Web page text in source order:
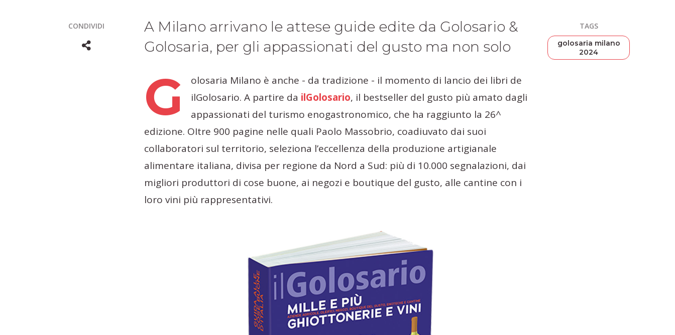
CONDIVIDI TAGS
golosaria milano
2024
A Milano arrivano le attese guide edite da Golosario &
Golosaria, per gli appassionati del gusto ma non solo
G
olosaria Milano è anche - da tradizione - il momento di lancio dei libri de
ilGolosario. A partire da ilGolosario, il bestseller del gusto più amato dagli
appassionati del turismo enogastronomico, che ha raggiunto la 26^
edizione. OItre 900 pagine nelle quali Paolo Massobrio, coadiuvato dai suoi
collaboratori sul territorio, seleziona l’eccellenza della produzione artigianale
alimentare italiana, divisa per regione da Nord a Sud: più di 10.000 segnalazioni, dai
migliori produttori di cose buone, ai negozi e boutique del gusto, alle cantine con i
loro vini più rappresentativi.